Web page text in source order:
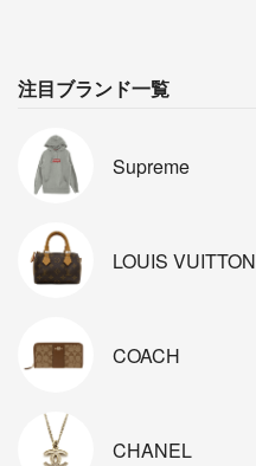
注目ブランド一覧
Supreme
LOUIS VUITTON
COACH
CHANEL